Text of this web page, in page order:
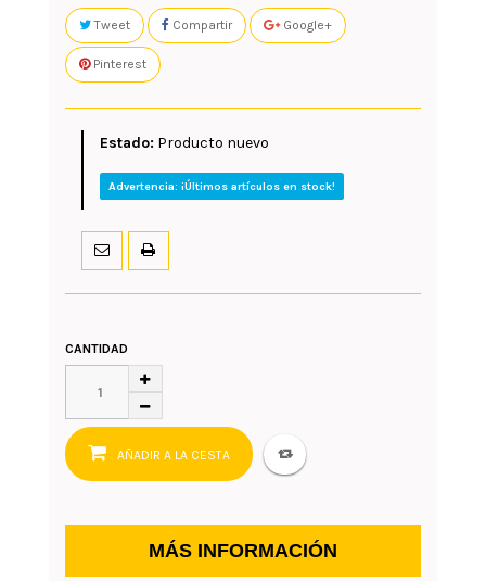
Tweet Compartir Google+
Pinterest
Estado: Producto nuevo
Advertencia: ¡Últimos artículos en stock!
CANTIDAD
AÑADIR A LA CESTA
MÁS INFORMACIÓN